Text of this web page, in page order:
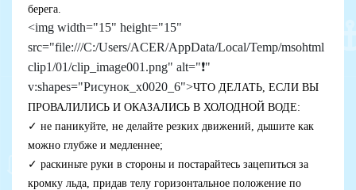
берега.
<img width="15" height="15"
src="file:///C:/Users/ACER/AppData/Local/Temp/msohtml
clip1/01/clip_image001.png" alt="❗"
v:shapes="Рисунок_x0020_6">ЧТО ДЕЛАТЬ, ЕСЛИ ВЫ
ПРОВАЛИЛИСЬ И ОКАЗАЛИСЬ В ХОЛОДНОЙ ВОДЕ:
✓ не паникуйте, не делайте резких движений, дышите как
можно глубже и медленнее;
✓ раскиньте руки в стороны и постарайтесь зацепиться за
кромку льда, придав телу горизонтальное положение по